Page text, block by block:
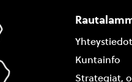
Yhteystiedot
Kuntainfo
Strategiat,